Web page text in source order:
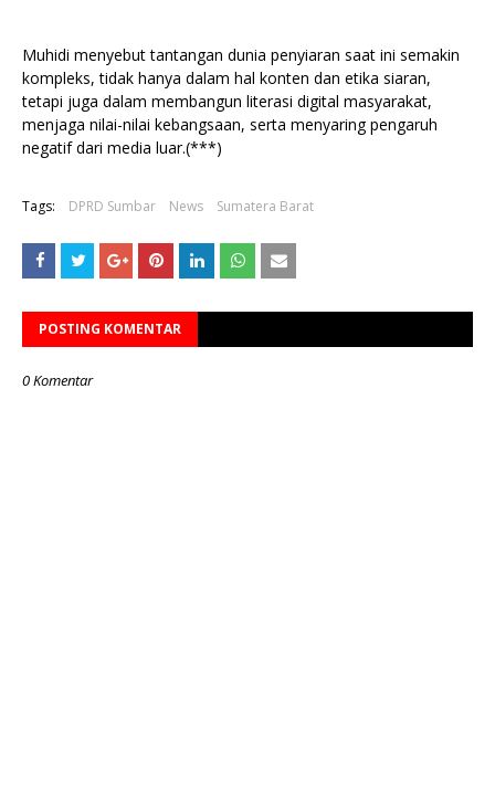
Muhidi menyebut tantangan dunia penyiaran saat ini semakin
kompleks, tidak hanya dalam hal konten dan etika siaran,
tetapi juga dalam membangun literasi digital masyarakat,
menjaga nilai-nilai kebangsaan, serta menyaring pengaruh
negatif dari media luar.(***)
Tags: DPRD Sumbar News Sumatera Barat
POSTING KOMENTAR
0 Komentar